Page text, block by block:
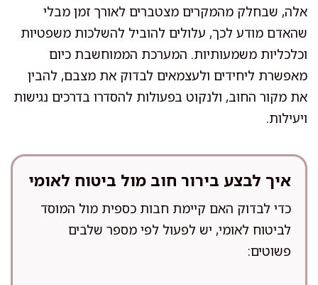
אלה, שבחלק מהמקרים מצטברים לאורך זמן מבלי
שהאדם מודע לכך, עלולים להוביל להשלכות משפטיות
וכלכליות משמעותיות. המערכת הממוחשבת כיום
מאפשרת ליחידים ולעצמאים לבדוק את מצבם, להבין
את מקור החוב, ולנקוט בפעולות להסדרו בדרכים נגישות
ויעילות.
איך לבצע בירור חוב מול ביטוח לאומי
כדי לבדוק האם קיימת חבות כספית מול המוסד
לביטוח לאומי, יש לפעול לפי מספר שלבים
פשוטים: